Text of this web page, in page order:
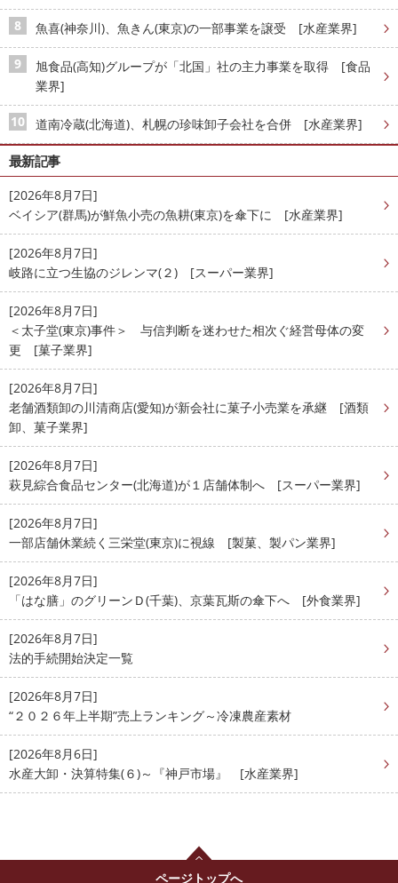
魚喜(神奈川)、魚きん(東京)の一部事業を譲受 [水産業界]
旭食品(高知)グループが「北国」社の主力事業を取得 [食品
業界]
道南冷蔵(北海道)、札幌の珍味卸子会社を合併 [水産業界]
最新記事
[2026年8月7日]
ベイシア(群馬)が鮮魚小売の魚耕(東京)を傘下に [水産業界]
[2026年8月7日]
岐路に立つ生協のジレンマ(２) [スーパー業界]
[2026年8月7日]
＜太子堂(東京)事件＞ 与信判断を迷わせた相次ぐ経営母体の変
更 [菓子業界]
[2026年8月7日]
老舗酒類卸の川清商店(愛知)が新会社に菓子小売業を承継 [酒類
卸、菓子業界]
[2026年8月7日]
萩見綜合食品センター(北海道)が１店舗体制へ [スーパー業界]
[2026年8月7日]
一部店舗休業続く三栄堂(東京)に視線 [製菓、製パン業界]
[2026年8月7日]
「はな膳」のグリーンＤ(千葉)、京葉瓦斯の傘下へ [外食業界]
[2026年8月7日]
法的手続開始決定一覧
[2026年8月7日]
“２０２６年上半期”売上ランキング～冷凍農産素材
[2026年8月6日]
水産大卸・決算特集(６)～『神戸市場』 [水産業界]
ページトップへ